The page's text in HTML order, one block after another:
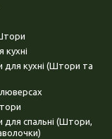
кухні (Штори та
спальні (Штори,